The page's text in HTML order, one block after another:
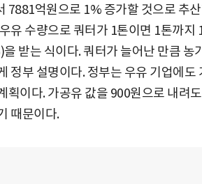
7881억원으로 1% 증가할 것으로 추
유 수량으로 쿼터가 1톤이면 1톤까
받는 식이다. 쿼터가 늘어난 만큼 농
정부 설명이다. 정부는 우유 기업에
획이다. 가공유 값을 900원으로 내려
때문이다.